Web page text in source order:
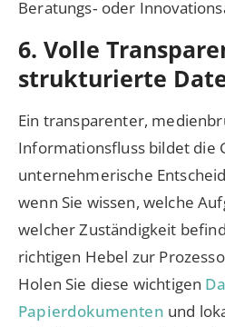
Beratungs‑ oder
6. Volle
strukturierte
Ein transparenter,
Informationsfluss bildet die
unternehmerische
wenn Sie wissen, welche
welcher Zuständigkeit
richtigen Hebel zur
Holen Sie diese wichtigen
Papierdokumenten und